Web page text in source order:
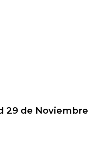
29 de Noviembre